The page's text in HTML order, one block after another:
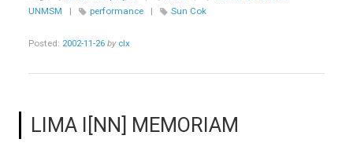
UNMSM
| performance | Sun Cok
Posted: 2002-11-26 by clx
LIMA I[NN] MEMORIAM